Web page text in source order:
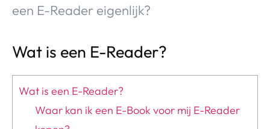
Nieuws & Media
Over Valerie
Over Valerie
De Top 5
Contact
een E-Reader eigenlijk?
Wat is een E-Reader?
Wat is een E-Reader?
Waar kan ik een E-Book voor mij E-Reader